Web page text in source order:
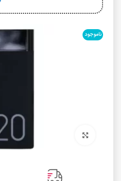
ناموجود
برای بزرگنمایی کلیک کنید